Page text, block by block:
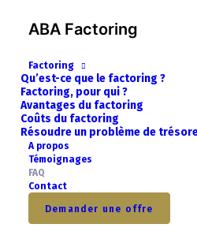
ABA Factoring
Factoring
Qu’est-ce que le factoring ?
Factoring, pour qui ?
Avantages du factoring
Coûts du factoring
Résoudre un problème de
A propos
Témoignages
FAQ
Contact
Demander une offre
À partir de quel
puis-je commencer
Quelles factures